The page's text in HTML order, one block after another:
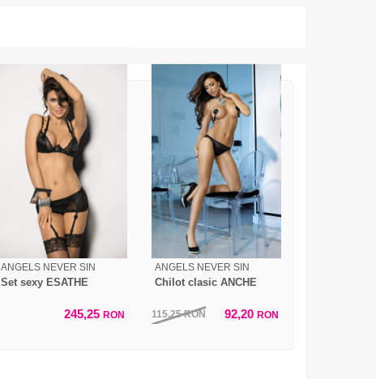
ANGELS NEVER SIN
Set sexy ESATHE
245,25 RON
ANGELS NEVER SIN
Chilot clasic ANCHE
115,25RON 92,20 RON